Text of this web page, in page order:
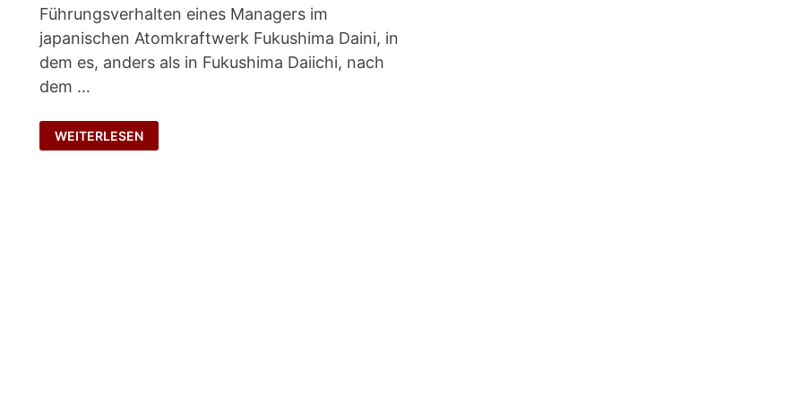
Führungsverhalten eines Managers im
japanischen Atomkraftwerk Fukushima Daini, in
dem es, anders als in Fukushima Daiichi, nach
dem …
KRISENKOMMUNIKATION
IN
DER
WEITERLESEN